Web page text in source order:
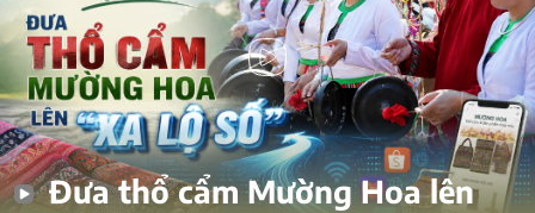
Đưa thổ cẩm Mường Hoa lên